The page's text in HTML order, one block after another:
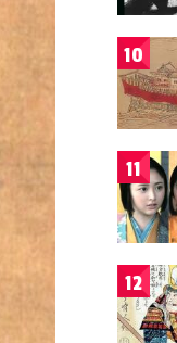
10
11
12